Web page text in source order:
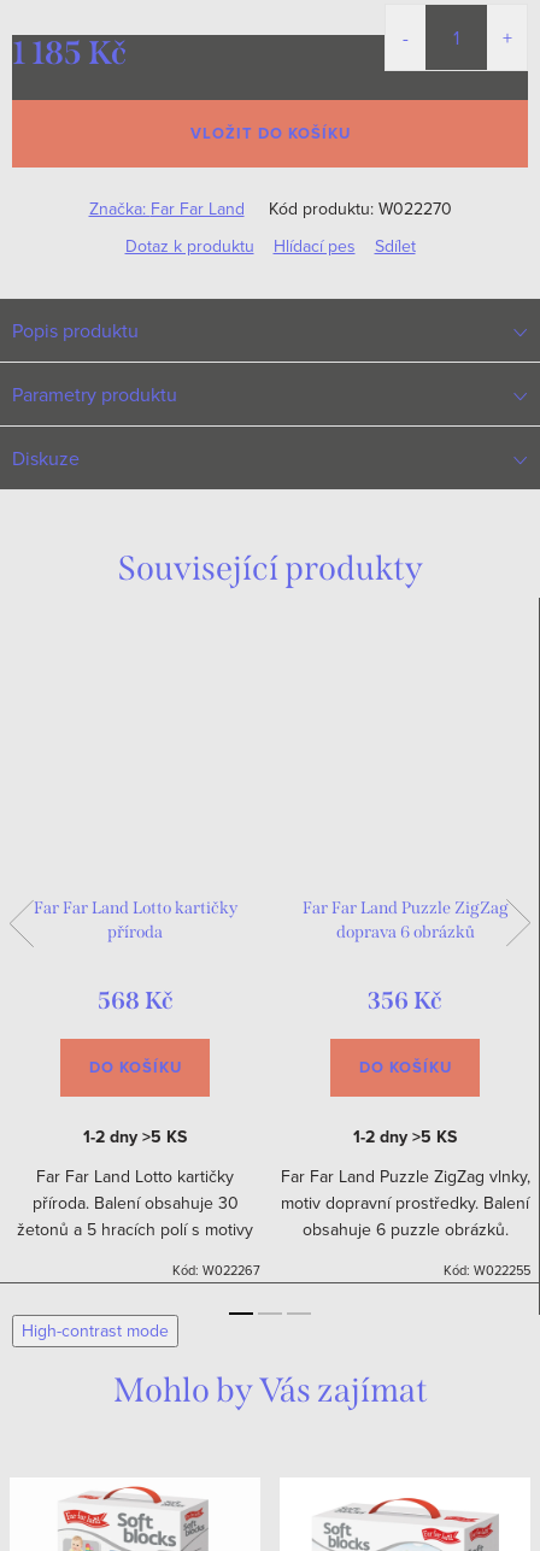
1 185 Kč
cena:
VLOŽIT DO KOŠÍKU
Značka: Far Far Land Kód produktu: W022270
Dotaz k produktu
Hlídací pes Sdílet
Popis produktu
Parametry produktu
Diskuze
Související produkty
Far Far Land Lotto kartičky
příroda
568 Kč
DO KOŠÍKU
1-2 dny>5 KS
Far Far Land Lotto kartičky
příroda. Balení obsahuje 30
žetonů a 5 hracích polí s motivy
Kód: W022267
Far Far Land Puzzle ZigZag
doprava 6 obrázků
356 Kč
DO KOŠÍKU
1-2 dny>5 KS
Far Far Land Puzzle ZigZag vlnky,
motiv dopravní prostředky. Balení
obsahuje 6 puzzle obrázků.
Kód: W022255
High-contrast mode
Mohlo by Vás zajímat